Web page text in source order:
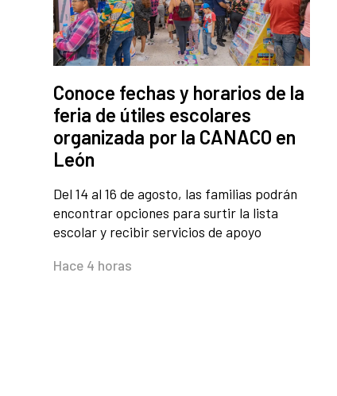
Conoce fechas y horarios de la
feria de útiles escolares
organizada por la CANACO en
León
Del 14 al 16 de agosto, las familias podrán
encontrar opciones para surtir la lista
escolar y recibir servicios de apoyo
Hace 4 horas